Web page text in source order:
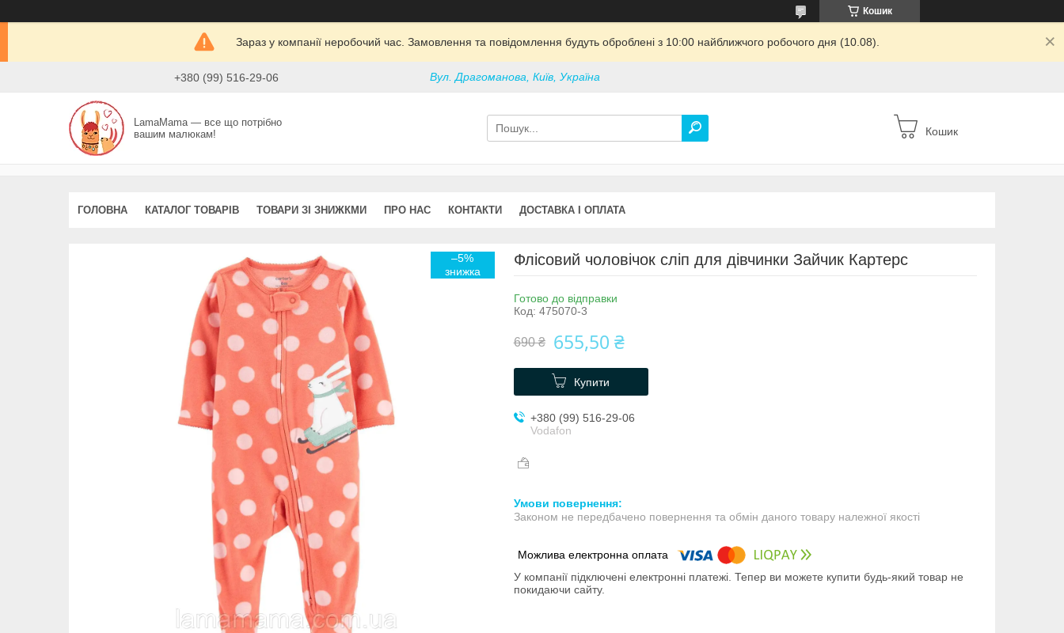
Кошик
Зараз у компанії неробочий час. Замовлення та повідомлення будуть оброблені з 10:00 найближчого робочого дня (10.08).
+380 (99) 516-29-06 Вул. Драгоманова, Київ, Україна
LamaMama — все що потрібно
вашим малюкам!
Кошик
ГОЛОВНА КАТАЛОГ ТОВАРІВ ТОВАРИ ЗІ ЗНИЖКМИ ПРО НАС КОНТАКТИ ДОСТАВКА І ОПЛАТА
–5% Флісовий чоловічок сліп для дівчинки Зайчик Картерс
Готово до відправки
Код: 475070-3
690 ₴ 655,50 ₴
Купити
+380 (99) 516-29-06
Vodafon
Законом не передбачено повернення та обмін даного товару належної якості
У компанії підключені електронні платежі. Тепер ви можете купити будь-який товар не
покидаючи сайту.